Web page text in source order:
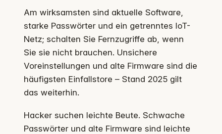
Am wirksamsten sind aktuelle Software,
starke Passwörter und ein getrenntes IoT-
Netz; schalten Sie Fernzugriffe ab, wenn
Sie sie nicht brauchen. Unsichere
Voreinstellungen und alte Firmware sind die
häufigsten Einfallstore – Stand 2025 gilt
das weiterhin.
Hacker suchen leichte Beute. Schwache
Passwörter und alte Firmware sind leichte